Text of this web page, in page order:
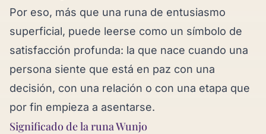
Por eso, más que una runa de entusiasmo
superficial, puede leerse como un símbolo de
satisfacción profunda: la que nace cuando una
persona siente que está en paz con una
decisión, con una relación o con una etapa que
por fin empieza a asentarse.
Significado de la runa Wunjo